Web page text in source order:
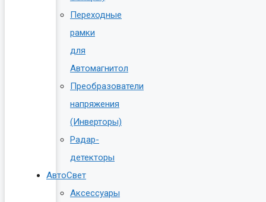
Переходные
рамки
для
Автомагнитол
Преобразователи
напряжения
(Инверторы)
Радар-
детекторы
АвтоСвет
Аксессуары